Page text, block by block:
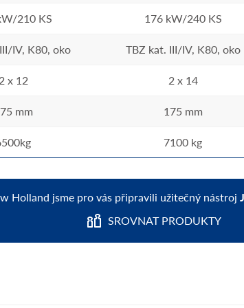
210 KS
IV, K80, oko
x 12
mm
176 kW/240 KS
TBZ kat. III/IV, K80, oko
2 x 14
175 mm
7100 kg
Holland jsme pro vás připravili užitečný nástroj
SROVNAT PRODUKTY